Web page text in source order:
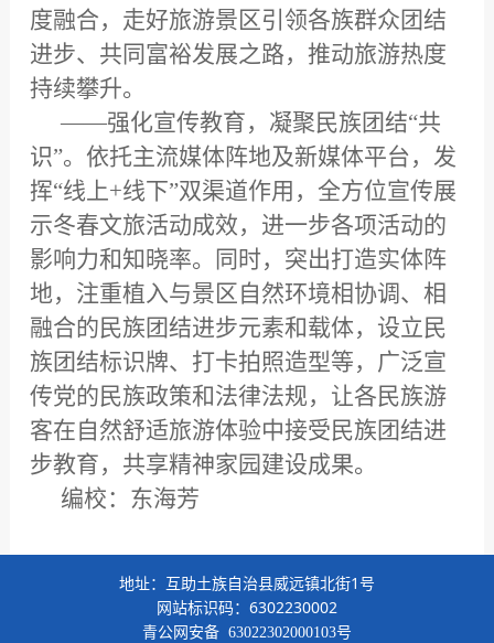
度融合，走好旅游景区引领各族群众团结
进步、共同富裕发展之路，推动旅游热度
持续攀升。
——强化宣传教育，凝聚民族团结“共
识”。依托主流媒体阵地及新媒体平台，发
挥“线上+线下”双渠道作用，全方位宣传展
示冬春文旅活动成效，进一步各项活动的
影响力和知晓率。同时，突出打造实体阵
地，注重植入与景区自然环境相协调、相
融合的民族团结进步元素和载体，设立民
族团结标识牌、打卡拍照造型等，广泛宣
传党的民族政策和法律法规，让各民族游
客在自然舒适旅游体验中接受民族团结进
步教育，共享精神家园建设成果。
编校：东海芳
地址：互助土族自治县威远镇北街1号
网站标识码：6302230002
青公网安备 63022302000103号